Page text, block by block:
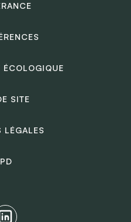
ÉCOLOGIQUE
SITE
LÉGALES